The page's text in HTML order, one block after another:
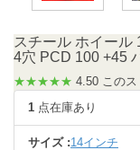
スチール ホイール
4穴 PCD 100 +45
★★★★★ 4.50 この
1 点在庫あり
サイズ :14インチ